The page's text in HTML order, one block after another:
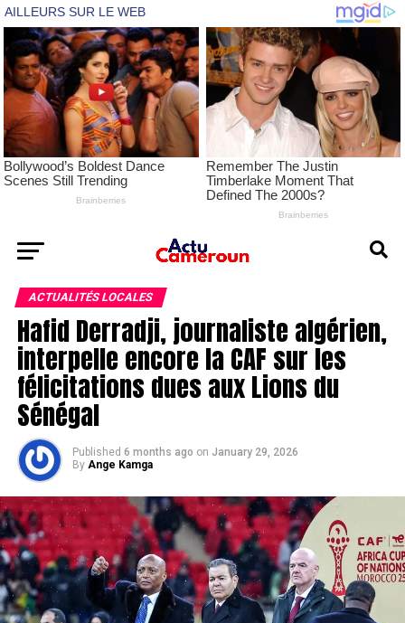
ACTUALITÉS LOCALES
Hafid Derradji, journaliste algérien,
interpelle encore la CAF sur les
félicitations dues aux Lions du
Sénégal
Published 6 months ago on January 29, 2026
By Ange Kamga